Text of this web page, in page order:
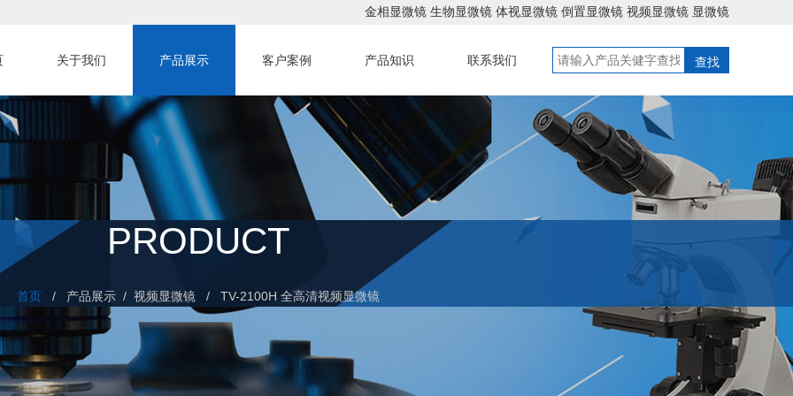
金相显微镜 生物显微镜 体视显微镜 倒置显微镜 视频显微镜 显微镜
关于我们 产品展示 客户案例 产品知识 联系我们
PRODUCT
首页 / 产品展示 / 视频显微镜 / TV-2100H 全高清视频显微镜